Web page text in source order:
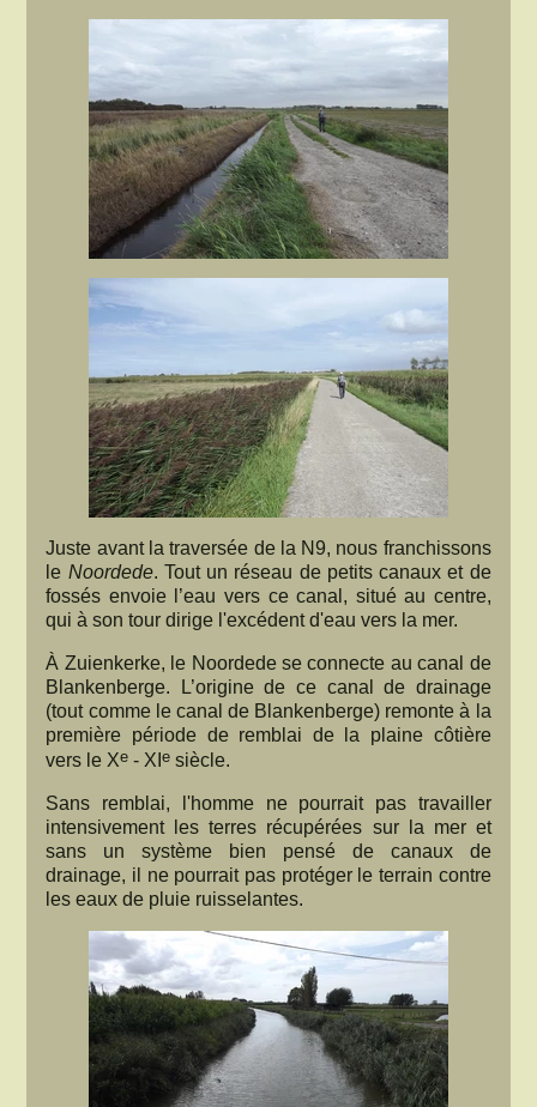
Juste avant la traversée de la N9, nous franchissons
le Noordede. Tout un réseau de petits canaux et de
fossés envoie l’eau vers ce canal, situé au centre,
qui à son tour dirige l'excédent d'eau vers la mer.
À Zuienkerke, le Noordede se connecte au canal de
Blankenberge. L’origine de ce canal de drainage
(tout comme le canal de Blankenberge) remonte à la
première période de remblai de la plaine côtière
vers le Xe - XIe siècle.
Sans remblai, l'homme ne pourrait pas travailler
intensivement les terres récupérées sur la mer et
sans un système bien pensé de canaux de
drainage, il ne pourrait pas protéger le terrain contre
les eaux de pluie ruisselantes.